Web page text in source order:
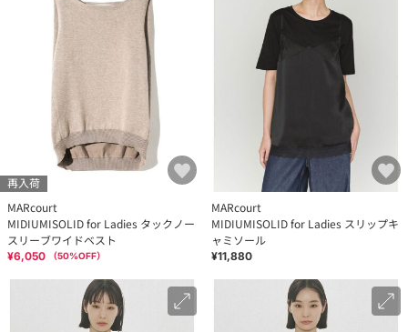
再入荷
MARcourt
MIDIUMISOLID for Ladies タックノー
スリーブワイドベスト
¥6,050 （50%OFF）
MARcourt
MIDIUMISOLID for Ladies スリップキ
ャミソール
¥11,880